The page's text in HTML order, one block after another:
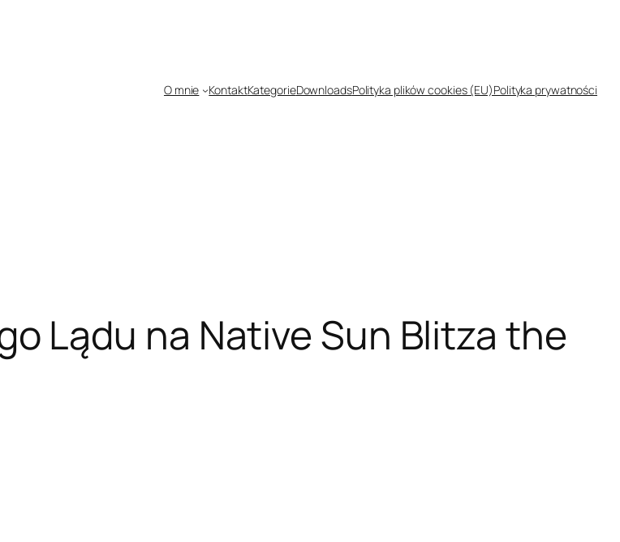
O mnie KontaktKategorieDownloadsPolityka plików cookies (EU)Polityka prywatności
Lądu na Native Sun Blitza the